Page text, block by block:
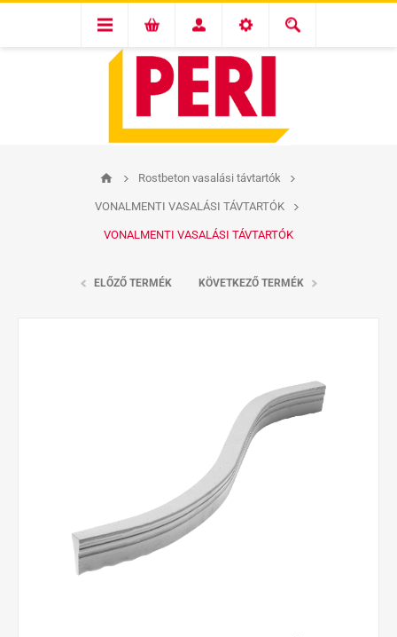
Rostbeton vasalási távtartók
VONALMENTI VASALÁSI TÁVTARTÓK
VONALMENTI VASALÁSI TÁVTARTÓK
ELŐZŐ TERMÉK KÖVETKEZŐ TERMÉK